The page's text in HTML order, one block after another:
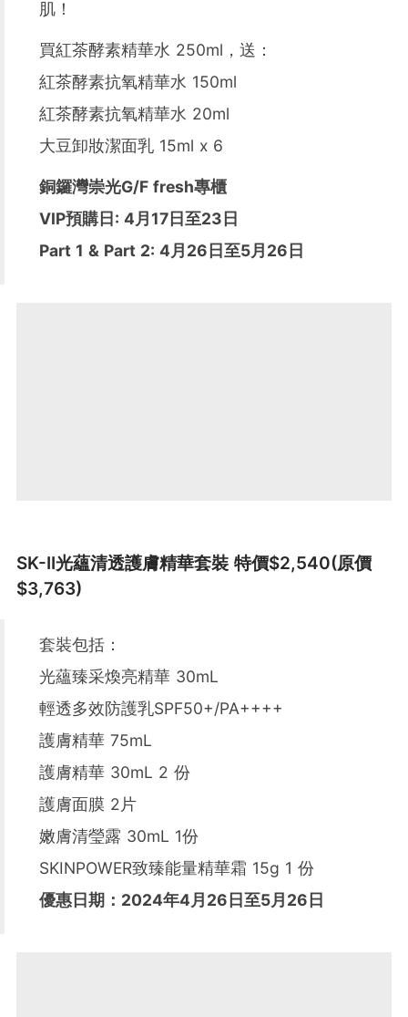
肌！
買紅茶酵素精華水 250ml，送：
紅茶酵素抗氧精華水 150ml
紅茶酵素抗氧精華水 20ml
大豆卸妝潔面乳 15ml x 6
銅鑼灣崇光G/F fresh專櫃
VIP預購日: 4月17日至23日
Part 1 & Part 2: 4月26日至5月26日
SK-II光蘊清透護膚精華套裝 特價$2,540(原價
$3,763)
套裝包括：
光蘊臻采煥亮精華 30mL
輕透多效防護乳SPF50+/PA++++
護膚精華 75mL
護膚精華 30mL 2 份
護膚面膜 2片
嫩膚清瑩露 30mL 1份
SKINPOWER致臻能量精華霜 15g 1 份
優惠日期：2024年4月26日至5月26日